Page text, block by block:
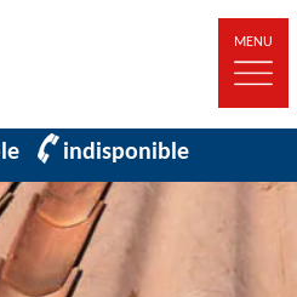
MENU
indisponible